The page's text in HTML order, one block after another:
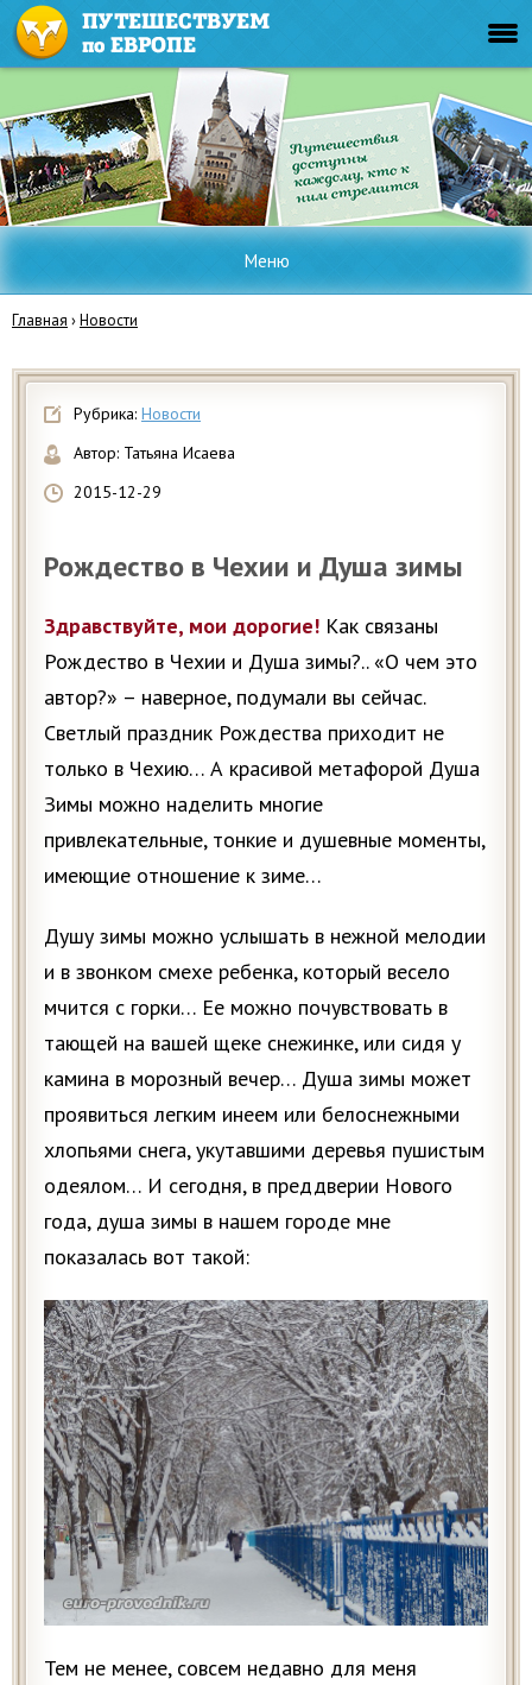
Меню
Главная ›Новости
Рубрика: Новости
Автор: Татьяна Исаева
2015-12-29
Рождество в Чехии и Душа зимы
Здравствуйте, мои дорогие! Как связаны
Рождество в Чехии и Душа зимы?.. «О чем это
автор?» – наверное, подумали вы сейчас.
Светлый праздник Рождества приходит не
только в Чехию… А красивой метафорой Душа
Зимы можно наделить многие
привлекательные, тонкие и душевные моменты,
имеющие отношение к зиме…
Душу зимы можно услышать в нежной мелодии
и в звонком смехе ребенка, который весело
мчится с горки… Ее можно почувствовать в
тающей на вашей щеке снежинке, или сидя у
камина в морозный вечер… Душа зимы может
проявиться легким инеем или белоснежными
хлопьями снега, укутавшими деревья пушистым
одеялом… И сегодня, в преддверии Нового
года, душа зимы в нашем городе мне
показалась вот такой:
Тем не менее, совсем недавно для меня